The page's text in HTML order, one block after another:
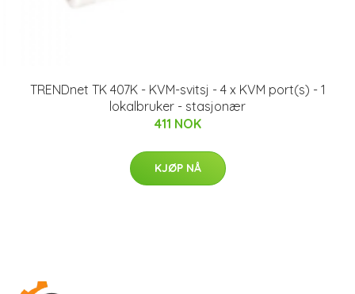
TRENDnet TK 407K - KVM-svitsj - 4 x KVM port(s) - 1
lokalbruker - stasjonær
411 NOK
KJØP NÅ